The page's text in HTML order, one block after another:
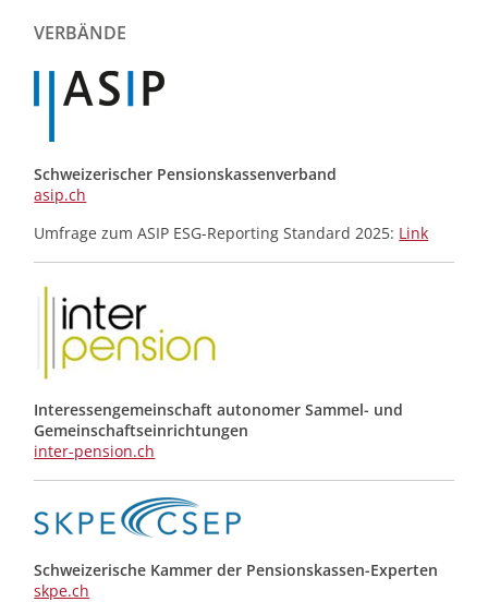
Meldungen
VERBÄNDE
Schweizerischer Pensionskassenverband
asip.ch
Umfrage zum ASIP ESG-Reporting Standard 2025: Link
Interessengemeinschaft autonomer Sammel- und
Gemeinschafts­einrichtungen
inter-pension.ch
Schweizerische Kammer der Pensionskassen-Experten
skpe.ch